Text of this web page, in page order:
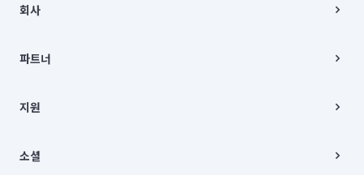
00019 |
주소 | 본사: 서울특별시 종로구 율곡로 6(중학동, 트윈트리빌딩) B동 5층
컨택센터 : 서울특별시 종로구 수송동 율곡로 24, 7층, 8층 미소
상품, 상품정보, 거래에 관한 의무와 책임은 거래당사자에게 있습니다.
언론 보도 관련 문의:
© 유한회사 미소. Miso, Inc. All Rights Reserved.
회사
채용
파트너
이사
지원
이용약관
소셜